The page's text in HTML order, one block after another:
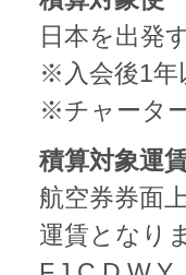
日本を出発
※入会後1年
※チャータ
積算対象運
航空券券面
運賃となり